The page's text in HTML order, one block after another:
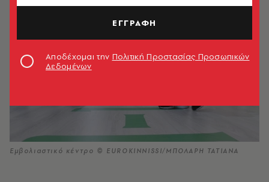
Εμβολιαστικό κέντρο © EUROKINNISSI/ΜΠΟΛΑΡΗ ΤΑΤΙΑΝΑ
ΕΓΓΡΑΦΗ
Αποδέχομαι την Πολιτική Προστασίας Προσωπικών
Δεδομένων